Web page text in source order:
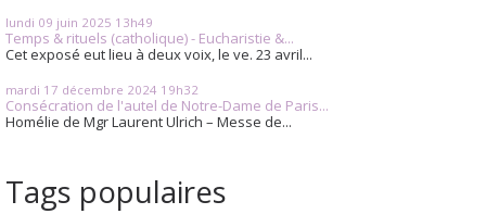
lundi 09 juin 2025 13h49
Temps & rituels (catholique) - Eucharistie &...
Cet exposé eut lieu à deux voix, le ve. 23 avril...
mardi 17 décembre 2024 19h32
Consécration de l'autel de Notre-Dame de Paris...
Homélie de Mgr Laurent Ulrich – Messe de...
Tags populaires